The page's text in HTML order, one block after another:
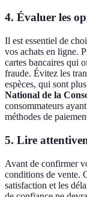
4. Évaluer les
Il est essentiel de
vos achats en ligne.
cartes bancaires qui
fraude. Évitez les
espèces, qui sont
National de la
consommateurs
méthodes de
5. Lire
Avant de confirmer
conditions de vente.
satisfaction et les